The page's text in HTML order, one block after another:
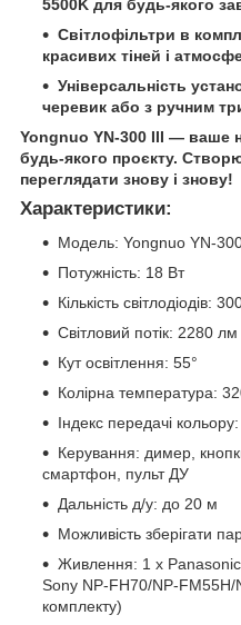
5500K для будь-якого
Світлофільтри в
красивих тіней і
Універсальність
черевик або з ручним
Yongnuo YN-300 III — ваше
будь-якого проєкту.
переглядати знову і знову!
Характеристики:
Модель: Yongnuo YN-
Потужність: 18 Вт
Кількість світлодіодів:
Світловий потік: 2280 лм
Кут освітлення: 55°
Колірна температура:
Індекс передачі
Керування: димер,
смартфон, пульт ДУ
Дальність д/у: до 20 м
Можливість зберігати
Живлення: 1 х
Sony NP-FH70/NP-FM55H/
комплекту)